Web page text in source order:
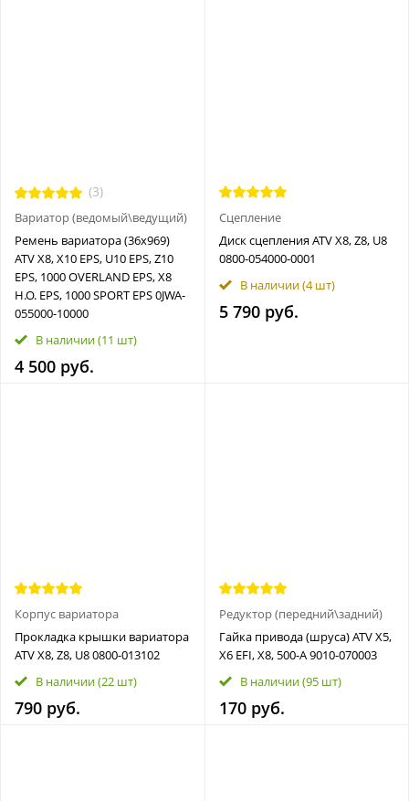
(3)
Вариатор (ведомый\ведущий)
Ремень вариатора (36х969)
ATV X8, X10 EPS, U10 EPS, Z10
EPS, 1000 OVERLAND EPS, X8
H.O. EPS, 1000 SPORT EPS 0JWA-
055000-10000
В наличии(11 шт)
4 500 руб.
Сцепление
Диск сцепления ATV X8, Z8, U8
0800-054000-0001
В наличии(4 шт)
5 790 руб.
Корпус вариатора
Прокладка крышки вариатора
ATV X8, Z8, U8 0800-013102
В наличии(22 шт)
790 руб.
Редуктор (передний\задний)
Гайка привода (шруса) ATV X5,
X6 EFI, X8, 500-А 9010-070003
В наличии(95 шт)
170 руб.